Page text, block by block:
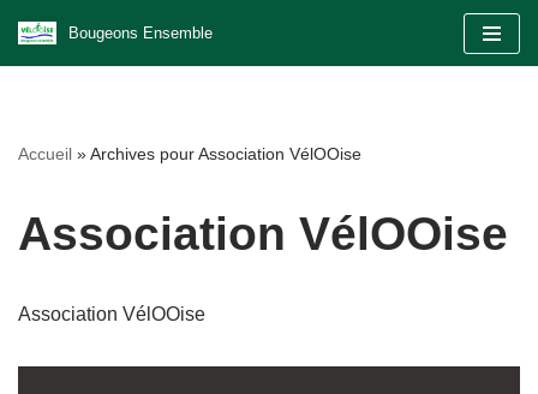
Aller
Bougeons Ensemble
Accueil »Archives pour Association VélOOise
Association VélOOise
Association VélOOise